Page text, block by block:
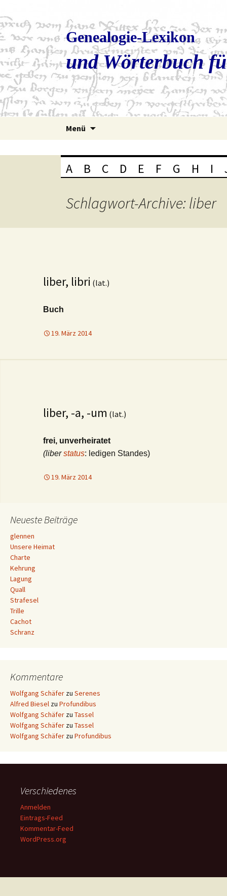
Genealogie-Lexikon
und Wörterbuch
Menü
A B C D E F G H I
Schlagwort-Archive: liber
liber, libri (lat.)
Buch
19. März 2014
liber, -a, -um (lat.)
frei, unverheiratet
(liberstatus: ledigen Standes)
19. März 2014
Neueste Beiträge
glennen
Unsere Heimat
Charte
Kehrung
Lagung
Quall
Strafesel
Trille
Cachot
Schranz
Kommentare
Wolfgang Schäfer zu Serenes
Alfred Biesel zu Profundibus
Wolfgang Schäfer zu Tassel
Wolfgang Schäfer zu Tassel
Wolfgang Schäfer zu Profundibus
Verschiedenes
Anmelden
Eintrags-Feed
Kommentar-Feed
WordPress.org